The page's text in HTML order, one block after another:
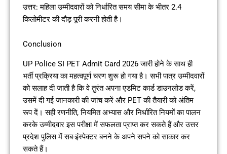
उत्तर: महिला उम्मीदवारों को निर्धारित समय सीमा के भीतर 2.4
किलोमीटर की दौड़ पूरी करनी होती है।
Conclusion
UP Police SI PET Admit Card 2026 जारी होने के साथ ही
भर्ती प्रक्रिया का महत्वपूर्ण चरण शुरू हो गया है। सभी पात्र उम्मीदवारों
को सलाह दी जाती है कि वे तुरंत अपना एडमिट कार्ड डाउनलोड करें,
उसमें दी गई जानकारी की जांच करें और PET की तैयारी को अंतिम
रूप दें। सही रणनीति, नियमित अभ्यास और निर्धारित नियमों का पालन
करके उम्मीदवार इस परीक्षा में सफलता प्राप्त कर सकते हैं और उत्तर
प्रदेश पुलिस में सब-इंस्पेक्टर बनने के अपने सपने को साकार कर
सकते हैं।